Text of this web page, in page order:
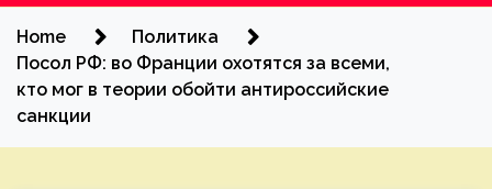
Home
Политика
Посол РФ: во Франции охотятся за всеми,
кто мог в теории обойти антироссийские
санкции